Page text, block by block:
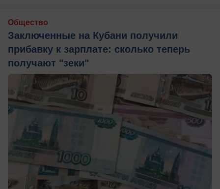
Общество
Заключенные на Кубани получили
прибавку к зарплате: сколько теперь
получают "зеки"